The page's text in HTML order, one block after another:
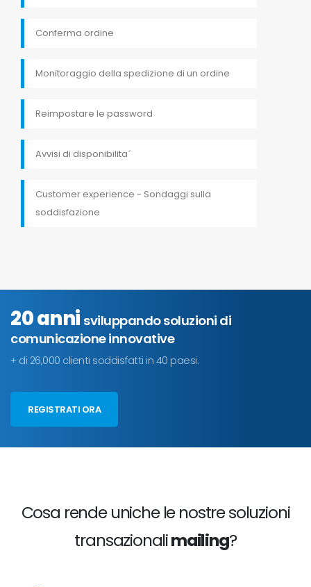
Conferma ordine
Monitoraggio della spedizione di un ordine
Reimpostare le password
Avvisi di disponibilita´
Customer experience - Sondaggi sulla
soddisfazione
20 anni sviluppando soluzioni di
comunicazione innovative
+ di 26,000 clienti soddisfatti in 40 paesi.
REGISTRATI ORA
Cosa rende uniche le nostre soluzioni
transazionalimailing?